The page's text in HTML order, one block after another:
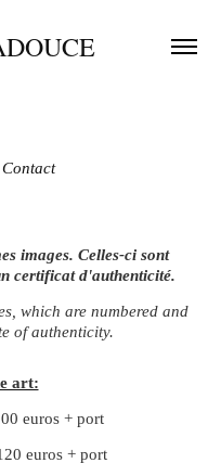
images. Celles-ci sont
certificat d'authenticité.
which are numbered and
of authenticity.
art:
euros + port
euros + port